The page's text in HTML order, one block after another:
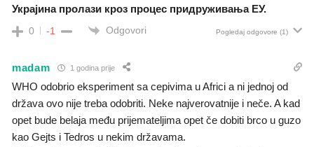
Украјина пролази кроз процес придруживања ЕУ.
0 -1 Odgovori Pogledaj odgovore (1)
madam 1 godina prije
WHO odobrio eksperiment sa cepivima u Africi a ni jednoj od
država ovo nije treba odobriti. Neke najverovatnije i neče. A kad
opet bude belaja među prijemateljima opet če dobiti brco u guzo
kao Gejts i Tedros u nekim državama.